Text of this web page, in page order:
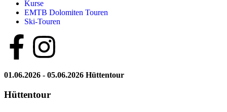
Kurse
EMTB Dolomiten Touren
Ski-Touren
01.06.2026 - 05.06.2026 Hüttentour
Hüttentour